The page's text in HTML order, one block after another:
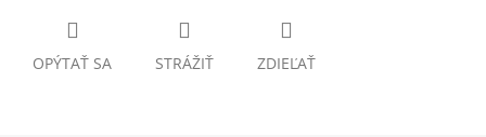
OPÝTAŤ SA STRÁŽIŤ ZDIEĽAŤ